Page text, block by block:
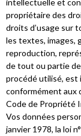
intellectuelle et
propriétaire des
droits d’usage sur
les textes, images,
reproduction,
de tout ou partie
procédé utilisé,
conformément aux
Code de Propriété
Vos données
janvier 1978, la loi